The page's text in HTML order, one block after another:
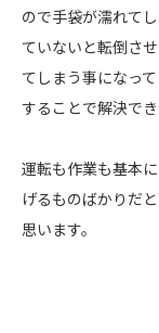
ので手袋が濡れて
ていないと転倒さ
てしまう事になっ
することで解決で
運転も作業も基本
げるものばかりだ
思います。